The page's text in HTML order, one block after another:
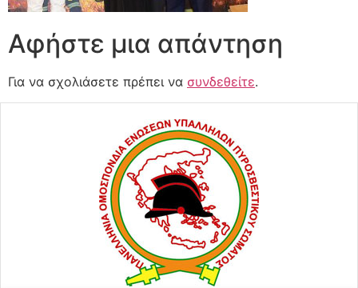
Αφήστε μια απάντηση
Για να σχολιάσετε πρέπει να συνδεθείτε.